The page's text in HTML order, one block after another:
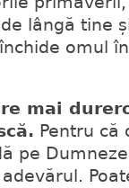
lângă tine
omul
mai
Pentru că
pe